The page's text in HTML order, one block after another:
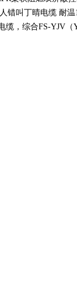
错叫丁晴电缆 耐温
缆，综合FS-YJV （